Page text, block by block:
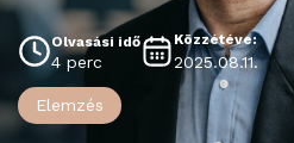
Olvasási idő
4 perc
Közzétéve:
2025.08.11.
Elemzés